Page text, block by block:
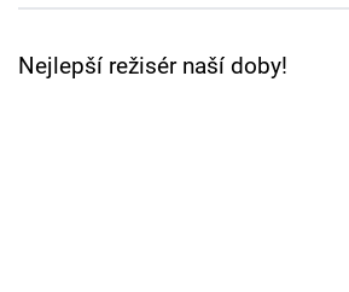
Nejlepší režisér naší doby!